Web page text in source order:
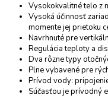
Vysokokvalitné telo z
Vysoká účinnosť
momente jej prietoku
Navrhnuté pre
Regulácia teploty a
Dva rôzne typy
Plne vybavené pre
Prívod vody:
Súčasťou je prívodný